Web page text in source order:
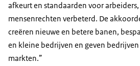
afkeurt en standaarden voor
mensenrechten verbeterd. De
creëren nieuwe en betere banen,
en kleine bedrijven en geven
markten.”